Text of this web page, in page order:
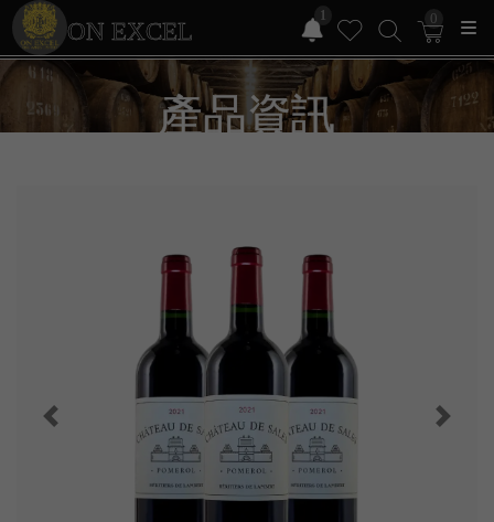
ON EXCEL
1 0
產品資訊